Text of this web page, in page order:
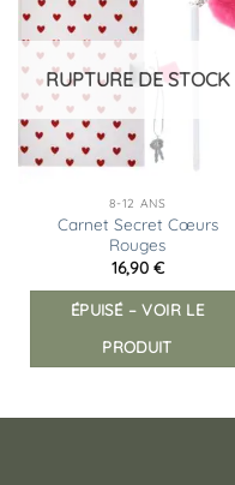
Ajouter
à la
RUPTURE DE STOCK
8-12 ANS
Carnet Secret Cœurs
Rouges
16,90 €
ÉPUISÉ – VOIR LE
PRODUIT